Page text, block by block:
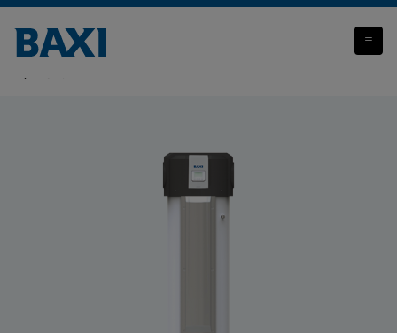
disponibile.